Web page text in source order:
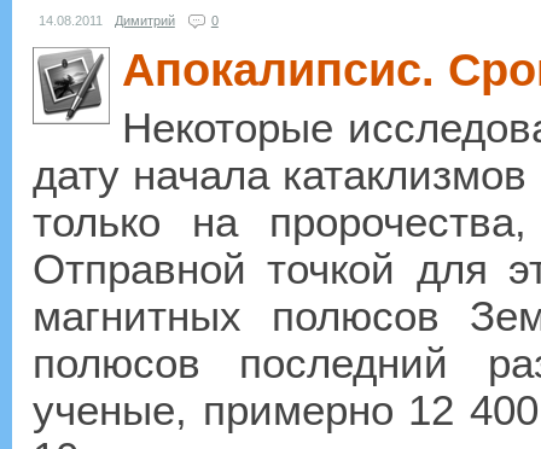
14.08.2011 Димитрий 0
Апокалипсис.
Некоторые
дату начала
только на
Отправной точкой для
магнитных полюсов
полюсов последний
ученые, примерно 12